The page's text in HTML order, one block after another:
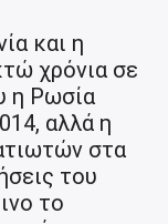
και η
χρόνια σε
η Ρωσία
αλλά η
στα
του
το